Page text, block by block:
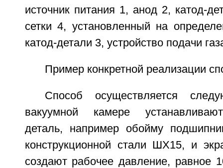
источник питания 1, анод 2, катод-
сетки 4, установленный на
катод-детали 3, устройство подачи
Пример конкретной реализации
Способ осуществляется
вакуумной камере
деталь, например обойму
конструкционной стали ШХ15, и
создают рабочее давление, равное